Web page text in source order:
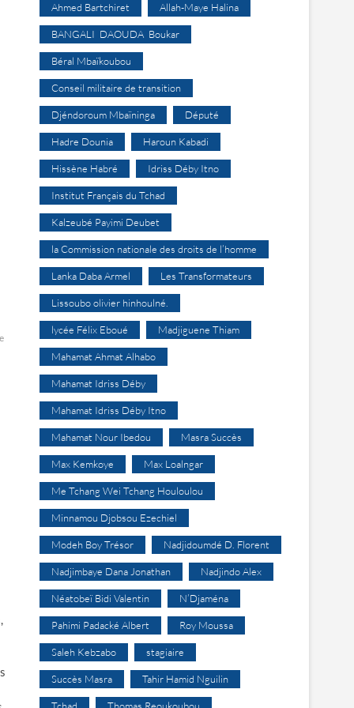
Ahmed Bartchiret Allah-Maye Halina
BANGALI DAOUDA Boukar
Béral Mbaïkoubou
Conseil militaire de transition
Djéndoroum Mbaïninga Député
Hadre Dounia Haroun Kabadi
Hissène Habré Idriss Déby Itno
Institut Français du Tchad
Kalzeubé Payimi Deubet
la Commission nationale des droits de l’homme
Lanka Daba Armel Les Transformateurs
Lissoubo olivier hinhoulné.
lycée Félix Eboué Madjiguene Thiam
Mahamat Ahmat Alhabo
Mahamat Idriss Déby
Mahamat Idriss Déby Itno
Mahamat Nour Ibedou Masra Succès
Max Kemkoye Max Loalngar
Me Tchang Wei Tchang Houloulou
Minnamou Djobsou Ezechiel
Modeh Boy Trésor Nadjidoumdé D. Florent
Nadjimbaye Dana Jonathan Nadjindo Alex
Néatobeï Bidi Valentin N’Djaména
Pahimi Padacké Albert Roy Moussa
Saleh Kebzabo stagiaire
Succès Masra Tahir Hamid Nguilin